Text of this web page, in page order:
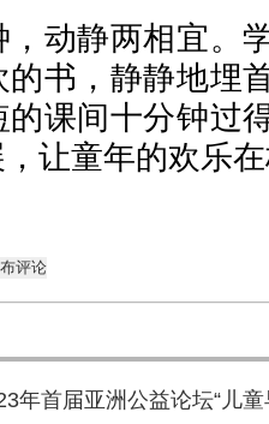
静两相宜。
书，静静地埋
课间十分钟过
让童年的欢乐
评论
年首届亚洲公益论坛“儿